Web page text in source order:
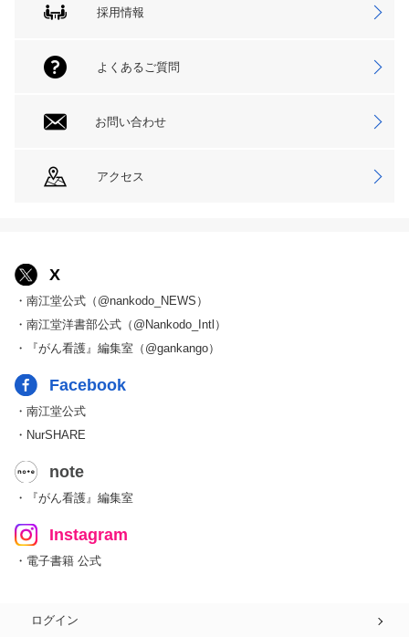
採用情報
よくあるご質問
お問い合わせ
アクセス
X
・南江堂公式（@nankodo_NEWS）
・南江堂洋書部公式（@Nankodo_Intl）
・『がん看護』編集室（@gankango）
Facebook
・南江堂公式
・NurSHARE
note
・『がん看護』編集室
Instagram
・電子書籍 公式
ログイン